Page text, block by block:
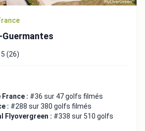
(26)
: #36 sur 47 golfs filmés
: #288 sur 380 golfs filmés
Flyovergreen : #338 sur 510 golfs